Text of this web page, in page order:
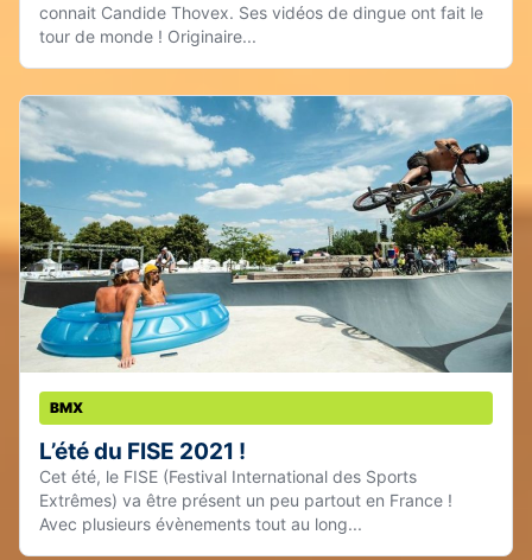
connait Candide Thovex. Ses vidéos de dingue ont fait le
tour de monde ! Originaire...
BMX
L’été du FISE 2021 !
Cet été, le FISE (Festival International des Sports
Extrêmes) va être présent un peu partout en France !
Avec plusieurs évènements tout au long...